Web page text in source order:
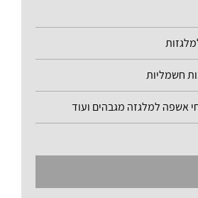
חשמליות
אשפה למלגזה מגבהים ועוד